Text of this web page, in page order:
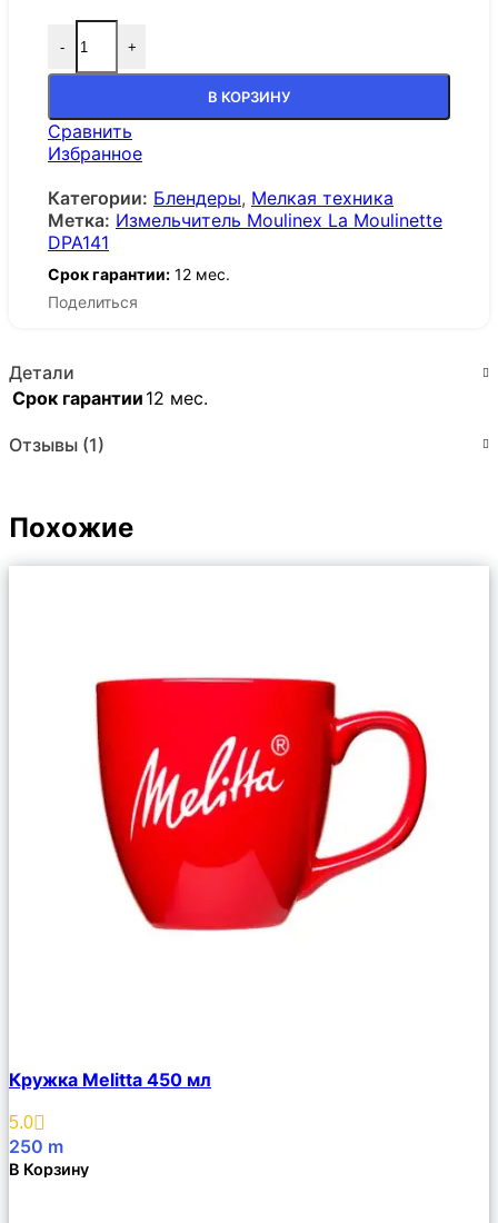
- +
В КОРЗИНУ
Сравнить
Избранное
Категории: Блендеры, Мелкая техника
Метка: Измельчитель Moulinex La Moulinette
DPA141
Срок гарантии: 12 мес.
Поделиться
Детали
Срок гарантии 12 мес.
Отзывы (1)
Похожие
Описание
Избранное
Кружка Melitta 450 мл
5.0
250 m
В Корзину